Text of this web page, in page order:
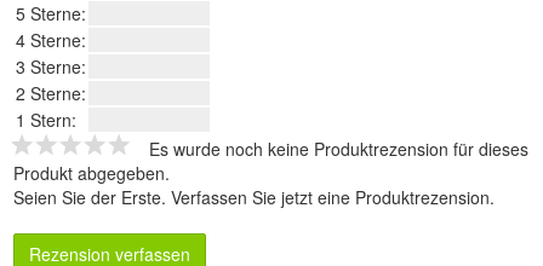
5 Sterne:
4 Sterne:
3 Sterne:
2 Sterne:
1 Stern:
Es wurde noch keine Produktrezension für dieses
Produkt abgegeben.
Seien Sie der Erste. Verfassen Sie jetzt eine Produktrezension.
Rezension verfassen